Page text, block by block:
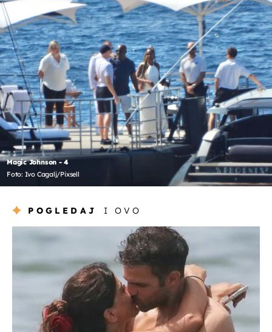
Magic Johnson - 4
Foto: Ivo Cagalj/Pixsell
POGLEDAJ I OVO